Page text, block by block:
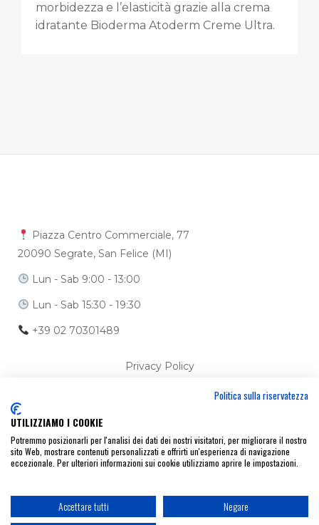
morbidezza e l’elasticità grazie alla crema
idratante Bioderma Atoderm Creme Ultra.
Piazza Centro Commerciale, 77
20090 Segrate, San Felice (MI)
Lun - Sab 9:00 - 13:00
Lun - Sab 15:30 - 19:30
+39 02 70301489
Privacy Policy
Ci trovi anche su
Politica sulla riservatezza
UTILIZZIAMO I COOKIE
Potremmo posizionarli per l'analisi dei dati dei nostri visitatori, per migliorare il nostro
sito Web, mostrare contenuti personalizzati e offrirti un'esperienza di navigazione
eccezionale. Per ulteriori informazioni sui cookie utilizziamo aprire le impostazioni.
Accettare tutti Negare